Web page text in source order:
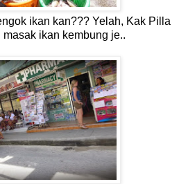
ikan kan??? Yelah, Kak Pilla
masak ikan kembung je..